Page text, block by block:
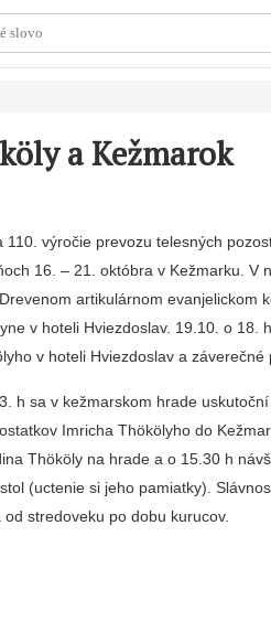
a Kežmarok
110. výročie prevozu telesných
16. – 21. októbra v Kežmarku. V
artikulárnom evanjelickom
v hoteli Hviezdoslav. 19.10. o 18.
v hoteli Hviezdoslav a
h sa v kežmarskom hrade
Imricha Thökölyho do
Thököly na hrade a o 15.30 h
(uctenie si jeho pamiatky).
od stredoveku po dobu kurucov.